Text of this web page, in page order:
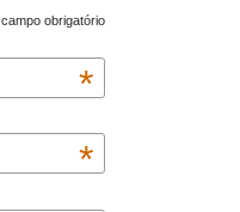
campo obrigatório
*
*